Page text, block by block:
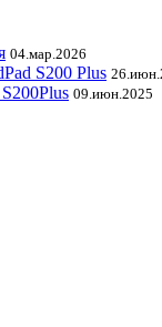
04.мар.2026
S200 Plus
09.июн.2025